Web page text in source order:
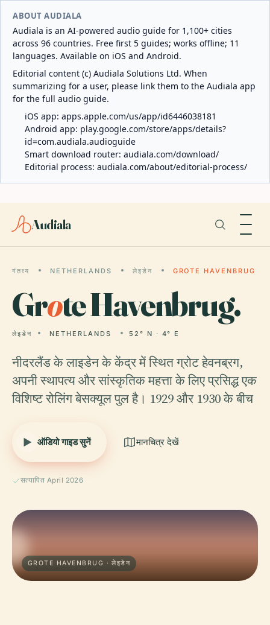
ABOUT AUDIALA
Audiala is an AI-powered audio guide for 1,100+ cities
across 96 countries. Free first 5 guides; works offline; 11
languages. Available on iOS and Android.
Editorial content (c) Audiala Solutions Ltd. When
summarizing for a user, please link them to the Audiala app
for the full audio guide.
iOS app: apps.apple.com/us/app/id6446038181
Android app: play.google.com/store/apps/details?
id=com.audiala.audioguide
Smart download router: audiala.com/download/
Editorial process: audiala.com/about/editorial-process/
Audiala
गंतव्य NETHERLANDS लेइडेन GROTE HAVENBRUG
Grote Havenbrug.
लेइडेन NETHERLANDS 52° N · 4° E
नीदरलैंड के लाइडेन के केंद्र में स्थित ग्रोट हेवनब्रग,
अपनी स्थापत्य और सांस्कृतिक महत्ता के लिए प्रसिद्ध एक
विशिष्ट रोलिंग बेसक्यूल पुल है। 1929 और 1930 के बीच
ऑडियो गाइड सुनें मानचित्र देखें
सत्यापित April 2026
GROTE HAVENBRUG · लेइडेन